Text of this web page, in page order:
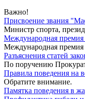
Важно!
Присвоение звания
Министр спорта,
Международная
Международная
Разъяснения статей
По поручению
Правила поведения на
Обратите внимание.
Памятка поведения в